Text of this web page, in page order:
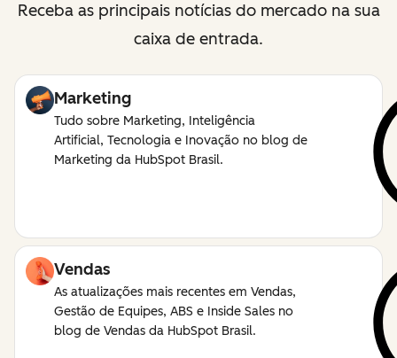
Receba as principais notícias do mercado na sua
caixa de entrada.
Marketing
Tudo sobre Marketing, Inteligência
Artificial, Tecnologia e Inovação no blog de
Marketing da HubSpot Brasil.
Vendas
As atualizações mais recentes em Vendas,
Gestão de Equipes, ABS e Inside Sales no
blog de Vendas da HubSpot Brasil.